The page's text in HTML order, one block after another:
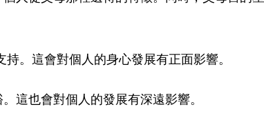
持。這會對個人的身心發展有正面影響。
這也會對個人的發展有深遠影響。